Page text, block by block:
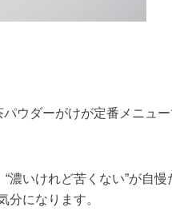
ウダーがけが定番メニュ
濃いけれど苦くない”が自慢
分になります。